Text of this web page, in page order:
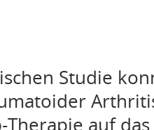
Studie
auf das